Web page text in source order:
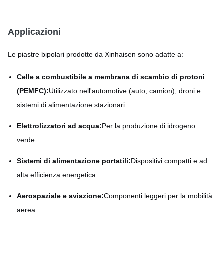
Applicazioni
Le piastre bipolari prodotte da Xinhaisen sono adatte a:
Celle a combustibile a membrana di scambio di protoni
(PEMFC):Utilizzato nell'automotive (auto, camion), droni e
sistemi di alimentazione stazionari.
Elettrolizzatori ad acqua:Per la produzione di idrogeno
verde.
Sistemi di alimentazione portatili:Dispositivi compatti e ad
alta efficienza energetica.
Aerospaziale e aviazione:Componenti leggeri per la mobilità
aerea.